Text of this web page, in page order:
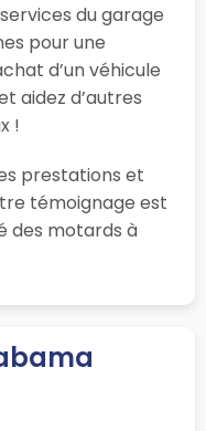
du garage
pour une
d’un véhicule
aidez d’autres
!
prestations et
témoignage est
des motards à